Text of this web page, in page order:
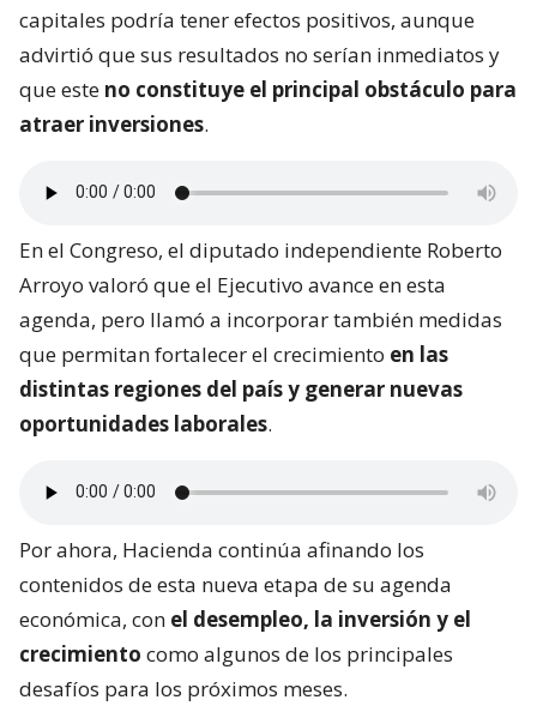
capitales podría tener efectos positivos, aunque
advirtió que sus resultados no serían inmediatos y
que este no constituye el principal obstáculo para
atraer inversiones.
En el Congreso, el diputado independiente Roberto
Arroyo valoró que el Ejecutivo avance en esta
agenda, pero llamó a incorporar también medidas
que permitan fortalecer el crecimiento en las
distintas regiones del país y generar nuevas
oportunidades laborales.
Por ahora, Hacienda continúa afinando los
contenidos de esta nueva etapa de su agenda
económica, con el desempleo, la inversión y el
crecimiento como algunos de los principales
desafíos para los próximos meses.